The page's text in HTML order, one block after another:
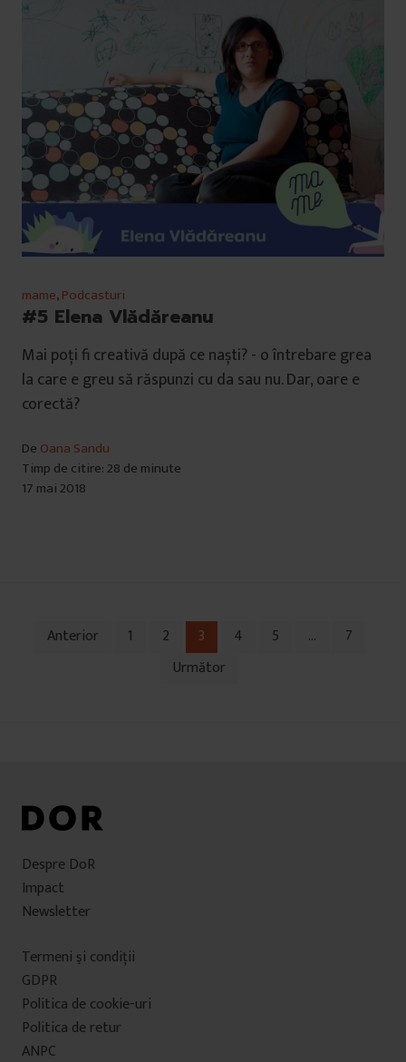
mame,Podcasturi
#5 Elena Vlădăreanu
Mai poți fi creativă după ce naști? - o întrebare grea
la care e greu să răspunzi cu da sau nu. Dar, oare e
corectă?
De Oana Sandu
Timp de citire: 28 de minute
17 mai 2018
Navigare
Anterior 1 2 3 4 5 …
7
Următor
Despre DoR
Impact
Newsletter
Termeni şi condiţii
GDPR
Politica de cookie-uri
Politica de retur
ANPC